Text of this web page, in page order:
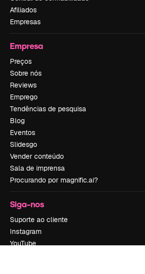
Afiliados
Empresas
Empresa
Preços
Sobre nós
Reviews
Emprego
Tendências de pesquisa
Blog
Eventos
Slidesgo
Vender conteúdo
Sala de imprensa
Procurando por magnific.ai?
Siga-nos
Suporte ao cliente
Instagram
YouTube